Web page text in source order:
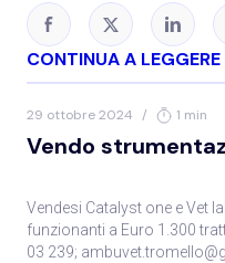
CONTINUA A LEGGERE
29 ottobre 2024 / 1 min
Vendo
Vendesi Catalyst one e Vet
funzionanti a Euro 1.300
03 239;